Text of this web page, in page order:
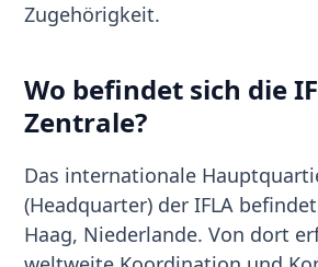
Zugehörigkeit.
Wo befindet sich die
Zentrale?
Das internationale
(Headquarter) der IFLA
Haag, Niederlande. Von dort